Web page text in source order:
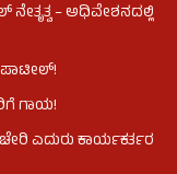
– ಅಧಿವೇಶನದಲ್ಲಿ
ಗಾಯ!
ಎದುರು ಕಾರ್ಯಕರ್ತರ